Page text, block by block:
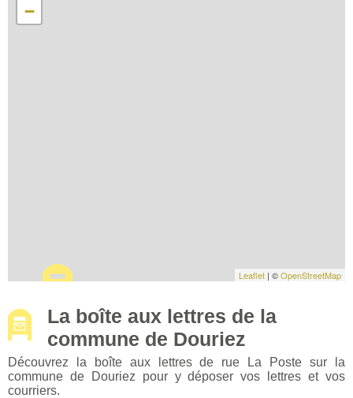
−
Leaflet | ©OpenStreetMap
La boîte aux lettres de la
commune de Douriez
Découvrez la boîte aux lettres de rue La Poste sur la
commune de Douriez pour y déposer vos lettres et vos
courriers.